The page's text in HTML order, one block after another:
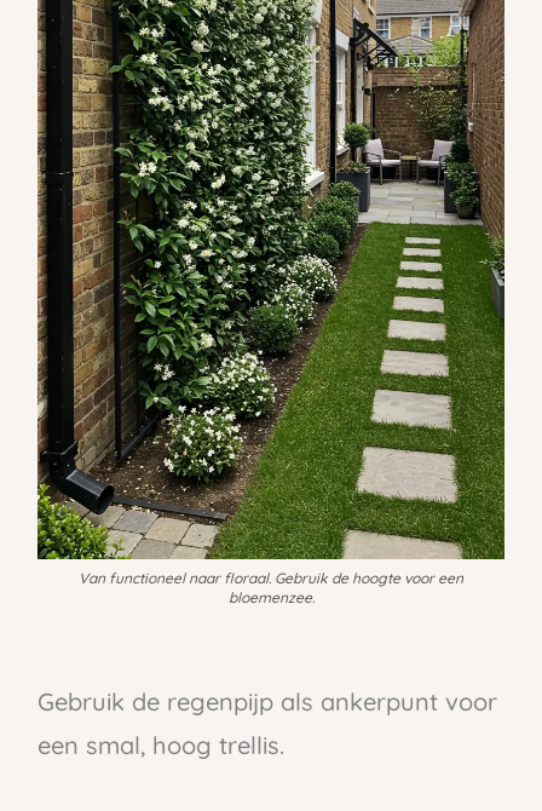
Van functioneel naar floraal. Gebruik de hoogte voor een
bloemenzee.
Gebruik de regenpijp als ankerpunt voor
een smal, hoog trellis.